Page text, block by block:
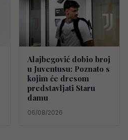
Alajbegović dobio broj
u Juventusu: Poznato s
kojim će dresom
predstavljati Staru
damu
06/08/2026